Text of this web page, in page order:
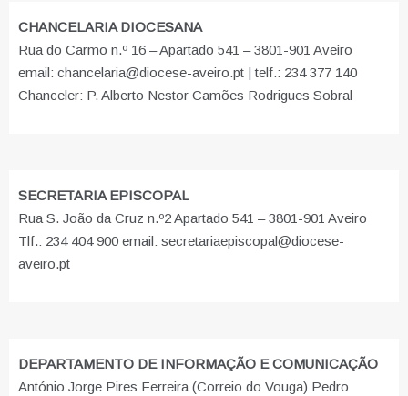
CHANCELARIA DIOCESANA
Rua do Carmo n.º 16 – Apartado 541 – 3801-901 Aveiro
email: chancelaria@diocese-aveiro.pt | telf.: 234 377 140
Chanceler: P. Alberto Nestor Camões Rodrigues Sobral
SECRETARIA EPISCOPAL
Rua S. João da Cruz n.º2 Apartado 541 – 3801-901 Aveiro
Tlf.: 234 404 900 email: secretariaepiscopal@diocese-
aveiro.pt
DEPARTAMENTO DE INFORMAÇÃO E COMUNICAÇÃO
António Jorge Pires Ferreira (Correio do Vouga) Pedro